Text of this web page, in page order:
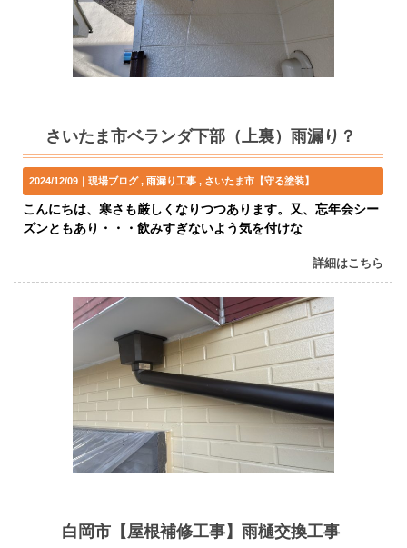
さいたま市ベランダ下部（上裏）雨漏り？
2024/12/09｜現場ブログ 雨漏り工事 さいたま市【守る塗装】
こんにちは、寒さも厳しくなりつつあります。又、忘年会シー
ズンともあり・・・飲みすぎないよう気を付けな
詳細はこちら
白岡市【屋根補修工事】雨樋交換工事